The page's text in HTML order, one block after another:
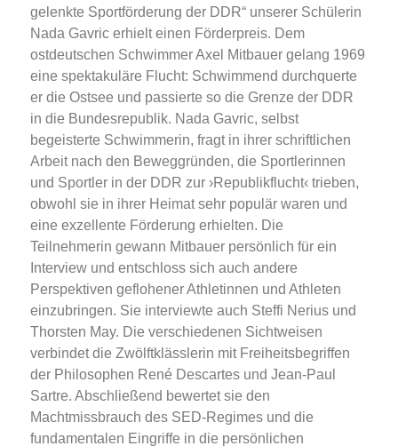
gelenkte Sportförderung der DDR“ unserer Schülerin
Nada Gavric erhielt einen Förderpreis. Dem
ostdeutschen Schwimmer Axel Mitbauer gelang 1969
eine spektakuläre Flucht: Schwimmend durchquerte
er die Ostsee und passierte so die Grenze der DDR
in die Bundesrepublik. Nada Gavric, selbst
begeisterte Schwimmerin, fragt in ihrer schriftlichen
Arbeit nach den Beweggründen, die Sportlerinnen
und Sportler in der DDR zur ›Republikflucht‹ trieben,
obwohl sie in ihrer Heimat sehr populär waren und
eine exzellente Förderung erhielten. Die
Teilnehmerin gewann Mitbauer persönlich für ein
Interview und entschloss sich auch andere
Perspektiven geflohener Athletinnen und Athleten
einzubringen. Sie interviewte auch Steffi Nerius und
Thorsten May. Die verschiedenen Sichtweisen
verbindet die Zwölftklässlerin mit Freiheitsbegriffen
der Philosophen René Descartes und Jean-Paul
Sartre. Abschließend bewertet sie den
Machtmissbrauch des SED-Regimes und die
fundamentalen Eingriffe in die persönlichen